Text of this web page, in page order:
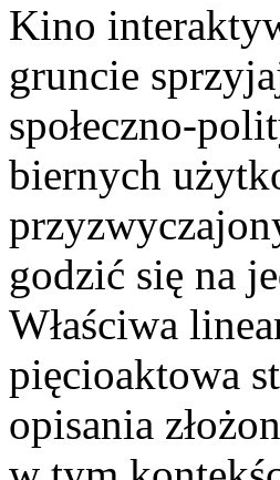
Kino
gruncie
społeczno-
biernych
godzić się na
Właściwa
pięcioaktowa
opisania